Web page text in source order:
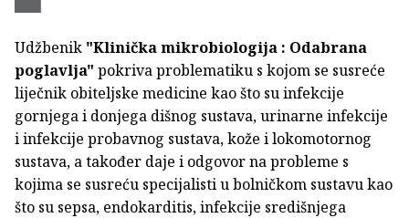
Udžbenik "Klinička mikrobiologija : Odabrana
poglavlja" pokriva problematiku s kojom se susreće
liječnik obiteljske medicine kao što su infekcije
gornjega i donjega dišnog sustava, urinarne infekcije
i infekcije probavnog sustava, kože i lokomotornog
sustava, a također daje i odgovor na probleme s
kojima se susreću specijalisti u bolničkom sustavu kao
što su sepsa, endokarditis, infekcije središnjega